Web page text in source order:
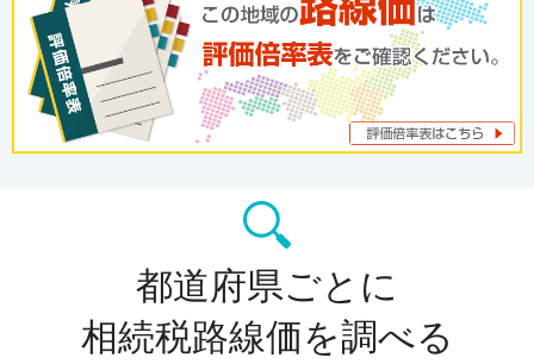
都道府県ごとに
相続税路線価を調べる